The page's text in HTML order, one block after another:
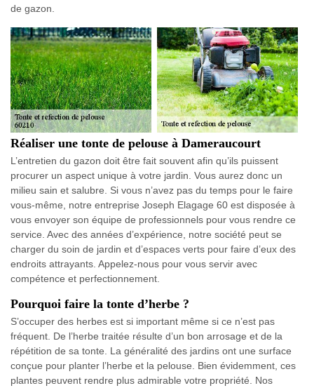
de gazon.
Réaliser une tonte de pelouse à Dameraucourt
L’entretien du gazon doit être fait souvent afin qu’ils puissent
procurer un aspect unique à votre jardin. Vous aurez donc un
milieu sain et salubre. Si vous n’avez pas du temps pour le faire
vous-même, notre entreprise Joseph Elagage 60 est disposée à
vous envoyer son équipe de professionnels pour vous rendre ce
service. Avec des années d’expérience, notre société peut se
charger du soin de jardin et d’espaces verts pour faire d’eux des
endroits attrayants. Appelez-nous pour vous servir avec
compétence et perfectionnement.
Pourquoi faire la tonte d’herbe ?
S’occuper des herbes est si important même si ce n’est pas
fréquent. De l’herbe traitée résulte d’un bon arrosage et de la
répétition de sa tonte. La généralité des jardins ont une surface
conçue pour planter l’herbe et la pelouse. Bien évidemment, ces
plantes peuvent rendre plus admirable votre propriété. Nos